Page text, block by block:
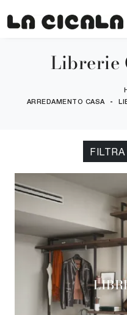
Librerie
ARREDAMENTO CASA -